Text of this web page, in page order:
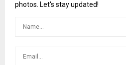
photos. Let's stay updated!